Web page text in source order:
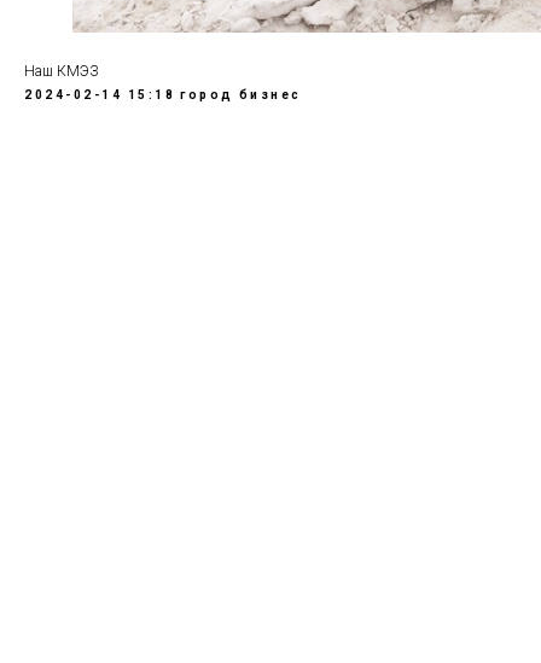
Наш КМЭЗ
2024-02-14 15:18 город бизнес